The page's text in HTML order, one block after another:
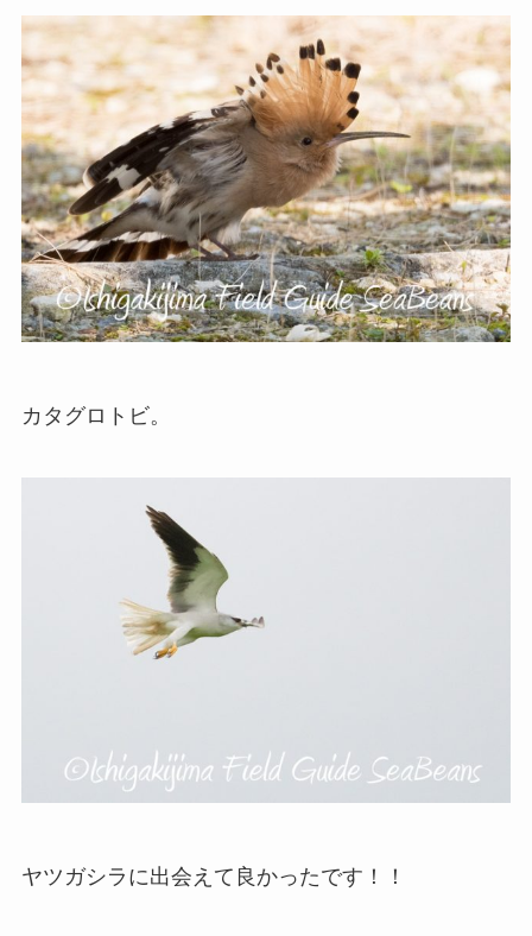
カタグロトビ。
ヤツガシラに出会えて良かったです！！